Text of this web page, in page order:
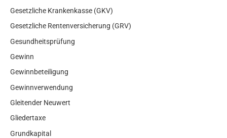
Gesetzliche Krankenkasse (GKV)
Gesetzliche Rentenversicherung (GRV)
Gesundheitsprüfung
Gewinn
Gewinnbeteiligung
Gewinnverwendung
Gleitender Neuwert
Gliedertaxe
Grundkapital